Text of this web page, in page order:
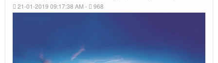
21-01-2019 09:17:38 AM - 968